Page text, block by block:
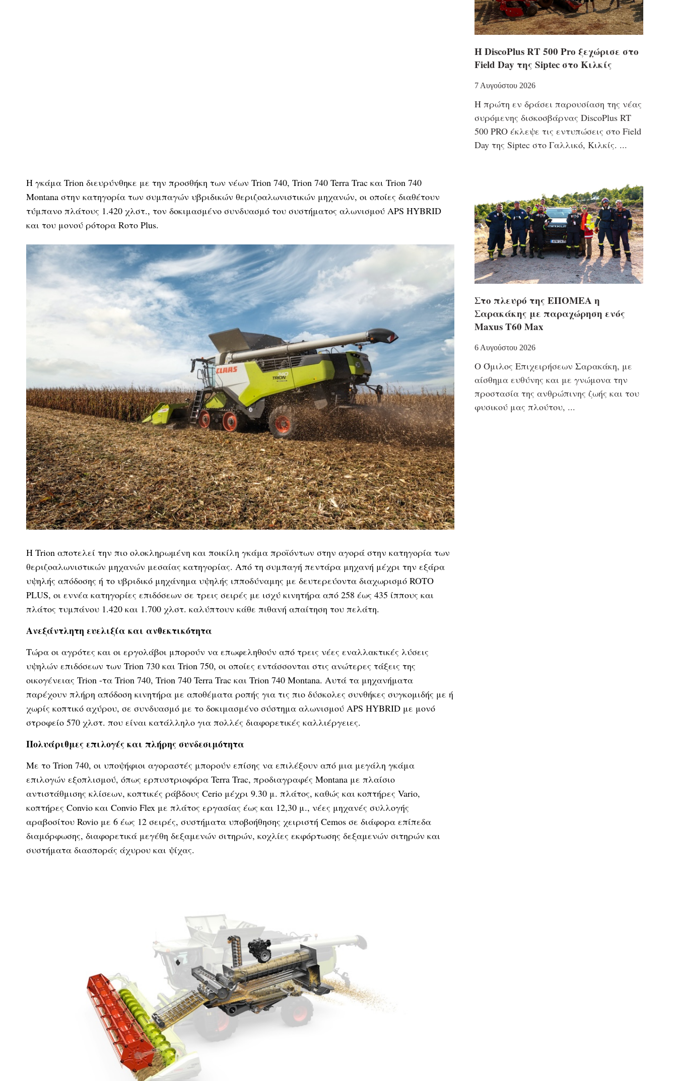
H γκάμα Trion διευρύνθηκε με την προσθήκη των νέων Trion 740, Trion 740 Terra Trac και Trion 740
Montana στην κατηγορία των συμπαγών υβριδικών θεριζοαλωνιστικών μηχανών, οι οποίες διαθέτουν
τύμπανο πλάτους 1.420 χλστ., τον δοκιμασμένο συνδυασμό του συστήματος αλωνισμού APS HYBRID
και του μονού ρότορα Rοτο Plus.
H Trion αποτελεί την πιο ολοκληρωμένη και ποικίλη γκάμα προϊόντων στην αγορά στην κατηγορία των
θεριζοαλωνιστικών μηχανών μεσαίας κατηγορίας. Από τη συμπαγή πεντάρα μηχανή μέχρι την εξάρα
υψηλής απόδοσης ή το υβριδικό μηχάνημα υψηλής ιπποδύναμης με δευτερεύοντα διαχωρισμό ROTO
PLUS, οι εννέα κατηγορίες επιδόσεων σε τρεις σειρές με ισχύ κινητήρα από 258 έως 435 ίππους και
πλάτος τυμπάνου 1.420 και 1.700 χλστ. καλύπτουν κάθε πιθανή απαίτηση του πελάτη.
Ανεξάντλητη ευελιξία και ανθεκτικότητα
Τώρα οι αγρότες και οι εργολάβοι μπορούν να επωφεληθούν από τρεις νέες εναλλακτικές λύσεις
υψηλών επιδόσεων των Trion 730 και Trion 750, οι οποίες εντάσσονται στις ανώτερες τάξεις της
οικογένειας Trion -τα Trion 740, Trion 740 Terra Trac και Trion 740 Montana. Αυτά τα μηχανήματα
παρέχουν πλήρη απόδοση κινητήρα με αποθέματα ροπής για τις πιο δύσκολες συνθήκες συγκομιδής με ή
χωρίς κοπτικό αχύρου, σε συνδυασμό με το δοκιμασμένο σύστημα αλωνισμού APS HYBRID με μονό
στροφείο 570 χλστ. που είναι κατάλληλο για πολλές διαφορετικές καλλιέργειες.
Πολυάριθμες επιλογές και πλήρης συνδεσιμότητα
Με το Trion 740, οι υποψήφιοι αγοραστές μπορούν επίσης να επιλέξουν από μια μεγάλη γκάμα
επιλογών εξοπλισμού, όπως ερπυστριοφόρα Terra Trac, προδιαγραφές Montana με πλαίσιο
αντιστάθμισης κλίσεων, κοπτικές ράβδους Cerio μέχρι 9.30 μ. πλάτος, καθώς και κοπτήρες Vario,
κοπτήρες Convio και Convio Flex με πλάτος εργασίας έως και 12,30 μ., νέες μηχανές συλλογής
αραβοσίτου Rovio με 6 έως 12 σειρές, συστήματα υποβοήθησης χειριστή Cemos σε διάφορα επίπεδα
διαμόρφωσης, διαφορετικά μεγέθη δεξαμενών σιτηρών, κοχλίες εκφόρτωσης δεξαμενών σιτηρών και
συστήματα διασποράς άχυρου και ψίχας.
Η DiscoPlus RT 500 Pro ξεχώρισε στο
Field Day της Siptec στο Κιλκίς
7 Αυγούστου 2026
Η πρώτη εν δράσει παρουσίαση της νέας
συρόμενης δισκοσβάρνας DiscoPlus RT
500 PRO έκλεψε τις εντυπώσεις στο Field
Day της Siptec στο Γαλλικό, Κιλκίς.
Στο πλευρό της ΕΠΟΜΕΑ η
Σαρακάκης με παραχώρηση ενός
Maxus T60 Max
6 Αυγούστου 2026
Ο Όμιλος Επιχειρήσεων Σαρακάκη, με
αίσθημα ευθύνης και με γνώμονα την
προστασία της ανθρώπινης ζωής και του
φυσικού μας πλούτου,